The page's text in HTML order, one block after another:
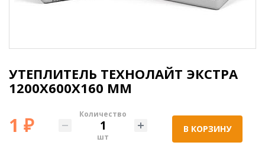
УТЕПЛИТЕЛЬ ТЕХНОЛАЙТ ЭКСТРА
1200Х600Х160 ММ
1 ₽ Количество
шт
В КОРЗИНУ